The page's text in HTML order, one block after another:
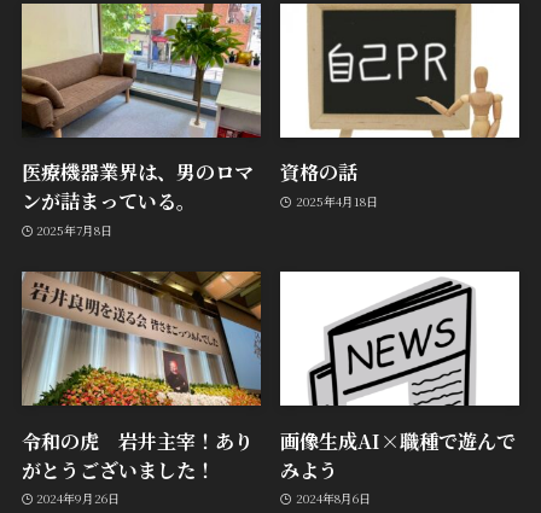
医療機器業界は、男のロマ
ンが詰まっている。
2025年7月8日
資格の話
2025年4月18日
令和の虎 岩井主宰！あり
がとうございました！
2024年9月26日
画像生成AI×職種で遊んで
みよう
2024年8月6日